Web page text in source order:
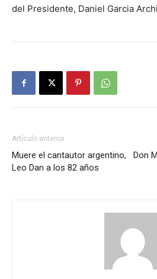
del Presidente, Daniel Garcia
Artículo anterior
Muere el cantautor argentino,
Leo Dan a los 82 años
Don